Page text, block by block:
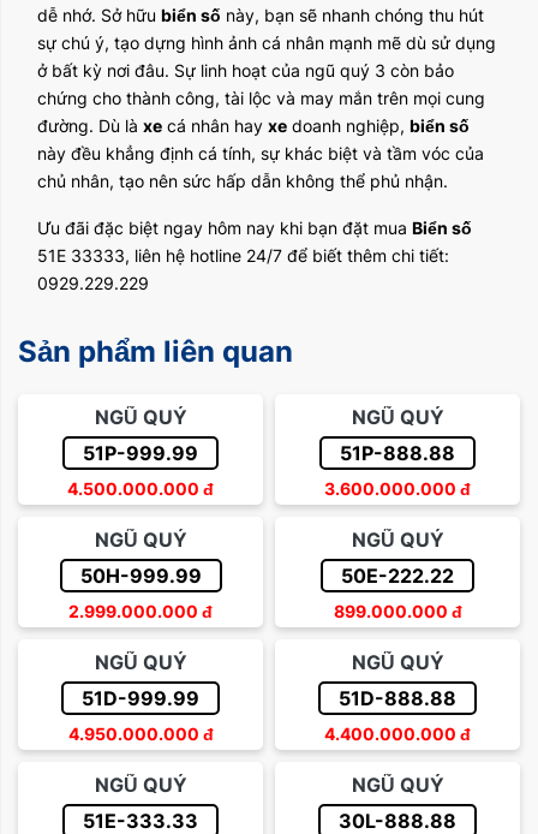
dễ nhớ. Sở hữu biển số này, bạn sẽ nhanh chóng thu hút
sự chú ý, tạo dựng hình ảnh cá nhân mạnh mẽ dù sử dụng
ở bất kỳ nơi đâu. Sự linh hoạt của ngũ quý 3 còn bảo
chứng cho thành công, tài lộc và may mắn trên mọi cung
đường. Dù là xe cá nhân hay xe doanh nghiệp, biển số
này đều khẳng định cá tính, sự khác biệt và tầm vóc của
chủ nhân, tạo nên sức hấp dẫn không thể phủ nhận.
Ưu đãi đặc biệt ngay hôm nay khi bạn đặt mua Biển số
51E 33333, liên hệ hotline 24/7 để biết thêm chi tiết:
0929.229.229
Sản phẩm liên quan
NGŨ QUÝ
51P-999.99
4.500.000.000 đ
NGŨ QUÝ
51P-888.88
3.600.000.000 đ
NGŨ QUÝ
50H-999.99
2.999.000.000 đ
NGŨ QUÝ
50E-222.22
899.000.000 đ
NGŨ QUÝ
51D-999.99
4.950.000.000 đ
NGŨ QUÝ
51D-888.88
4.400.000.000 đ
NGŨ QUÝ
51E-333.33
NGŨ QUÝ
30L-888.88